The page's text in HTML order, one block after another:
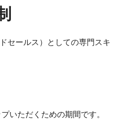
セールス）としての専門スキ
いただくための期間です。